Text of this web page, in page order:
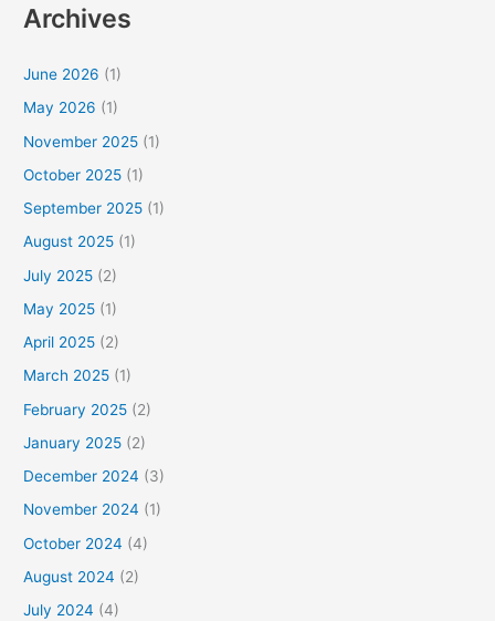
Archives
June 2026 (1)
May 2026 (1)
November 2025 (1)
October 2025 (1)
September 2025 (1)
August 2025 (1)
July 2025 (2)
May 2025 (1)
April 2025 (2)
March 2025 (1)
February 2025 (2)
January 2025 (2)
December 2024 (3)
November 2024 (1)
October 2024 (4)
August 2024 (2)
July 2024 (4)